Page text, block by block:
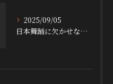
2025/09/05
日本舞踊に欠かせない小道具の魅力